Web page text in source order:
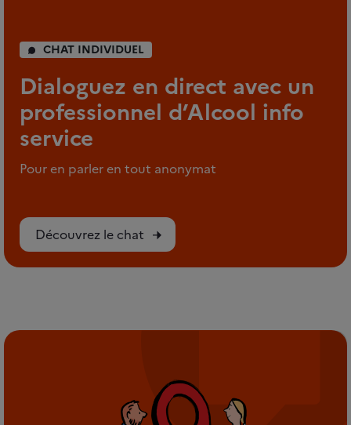
CHAT INDIVIDUEL
Dialoguez en direct avec un
professionnel d’Alcool info
service
Pour en parler en tout anonymat
Découvrez le chat